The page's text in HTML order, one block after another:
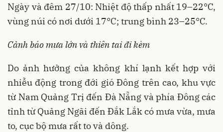
Ngày và đêm 27/10: Nhiệt độ thấp nhất 19–22°C,
vùng núi có nơi dưới 17°C; trung bình 23–25°C.
Cảnh báo mưa lớn và thiên tai đi kèm
Do ảnh hưởng của không khí lạnh kết hợp với
nhiễu động trong đới gió Đông trên cao, khu vực
từ Nam Quảng Trị đến Đà Nẵng và phía Đông các
tỉnh từ Quảng Ngãi đến Đắk Lắk có mưa vừa, mưa
to, cục bộ mưa rất to và dông.